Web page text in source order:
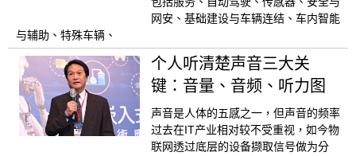
网安、基础建设与车辆连结、车内智能
与辅助、特殊车辆、
个人听清楚声音三大关
键：音量、音频、听力图
声音是人体的五感之一，但声音的频率
过去在IT产业相对较不受重视，如今物
联网透过底层的设备撷取信号做为分